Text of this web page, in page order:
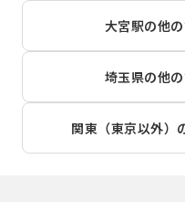
大宮駅の他
埼玉県の他
関東（東京以外）